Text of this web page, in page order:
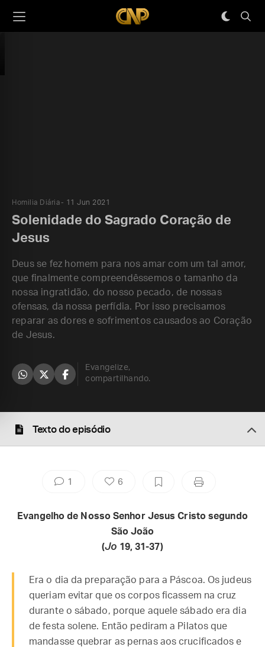
Homilia Diária 11 Jun 2021
Solenidade do Sagrado Coração de
Jesus
Deus se fez homem para nos amar com um tal amor,
que finalmente compreendêssemos o tamanho da
nossa ingratidão, do nosso pecado, de nossas
ofensas, da nossa perfídia. Por isso precisamos
reparar as dores e sofrimentos causados ao Coração
de Jesus.
Evangelize,
compartilhando.
Texto do episódio
1 6
Evangelho de Nosso Senhor Jesus Cristo segundo
São João
(Jo 19, 31-37)
Era o dia da preparação para a Páscoa. Os judeus
queriam evitar que os corpos ficassem na cruz
durante o sábado, porque aquele sábado era dia
de festa solene. Então pediram a Pilatos que
mandasse quebrar as pernas aos crucificados e